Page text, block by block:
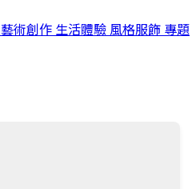
藝術創作 生活體驗 風格服飾 專題